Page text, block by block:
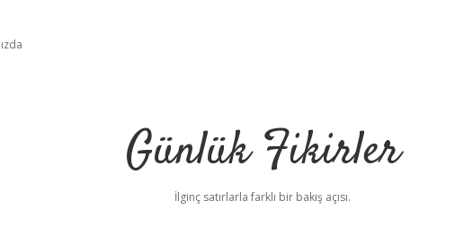
Günlük Fikirler
İlginç satırlarla farklı bir bakış açısı.